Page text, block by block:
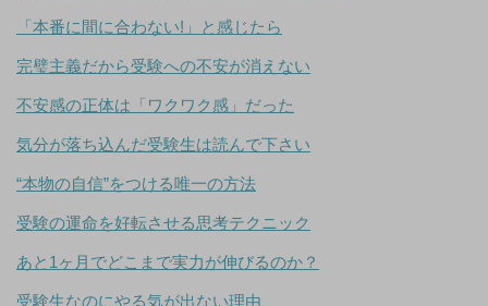
「本番に間に合わない!」と感じたら
完璧主義だから受験への不安が消えない
不安感の正体は「ワクワク感」だった
気分が落ち込んだ受験生は読んで下さい
“本物の自信”をつける唯一の方法
受験の運命を好転させる思考テクニック
あと1ヶ月でどこまで実力が伸びるのか？
受験生なのにやる気が出ない理由